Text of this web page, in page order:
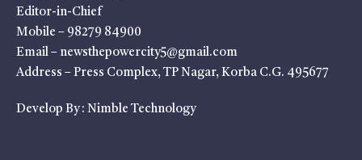
Editor-in-Chief
Mobile – 98279 84900
Email – newsthepowercity5@gmail.com
Address – Press Complex, TP Nagar, Korba C.G. 495677
Develop By : Nimble Technology